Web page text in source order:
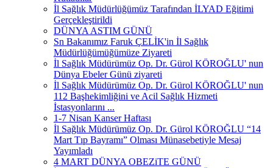
İl Sağlık Müdürlüğümüz Tarafından İLYAD Eğitimi
Gerçekleştirildi
DÜNYA ASTIM GÜNÜ
Sn Bakanımız Faruk ÇELİK'in İl Sağlık
Müdürlüğümüğümüze Ziyareti
İl Sağlık Müdürümüz Op. Dr. Gürol KÖROĞLU' nun
Dünya Ebeler Günü ziyareti
İl Sağlık Müdürümüz Op. Dr. Gürol KÖROĞLU' nun
112 Başhekimliğini ve Acil Sağlık Hizmeti
İstasyonlarını ...
1-7 Nisan Kanser Haftası
İl Sağlık Müdürümüz Op. Dr. Gürol KÖROĞLU “14
Mart Tıp Bayramı” Olması Münasebetiyle Mesaj
Yayımladı
4 MART DÜNYA OBEZiTE GÜNÜ